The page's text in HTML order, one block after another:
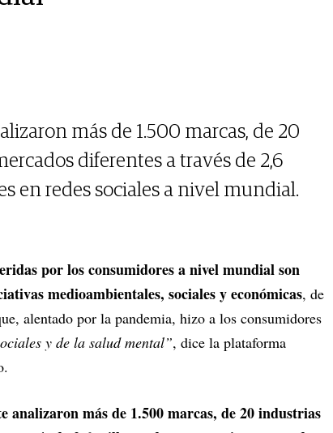
más de 1.500 marcas, de 20
diferentes a través de 2,6
en redes sociales a nivel mundial.
por los consumidores a nivel mundial son
medioambientales, sociales y económicas, de
alentado por la pandemia, hizo a los consumidores
y de la salud mental”, dice la plataforma
analizaron más de 1.500 marcas, de 20 industrias